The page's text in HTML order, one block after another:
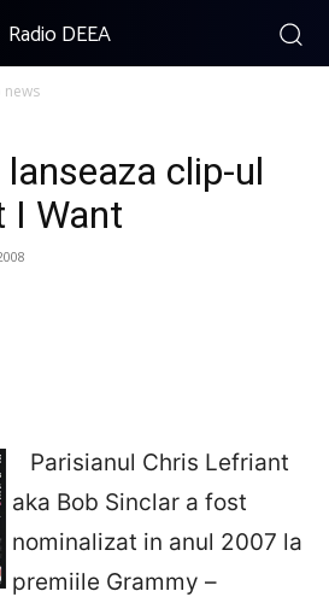
Radio DEEA
news
clip-ul
I Want
Parisianul Chris Lefriant
aka Bob Sinclar a fost
nominalizat in anul 2007 la
premiile Grammy –